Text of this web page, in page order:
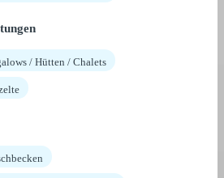
/ Hütten / Chalets